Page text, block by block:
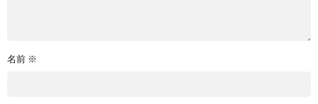
名前 ※